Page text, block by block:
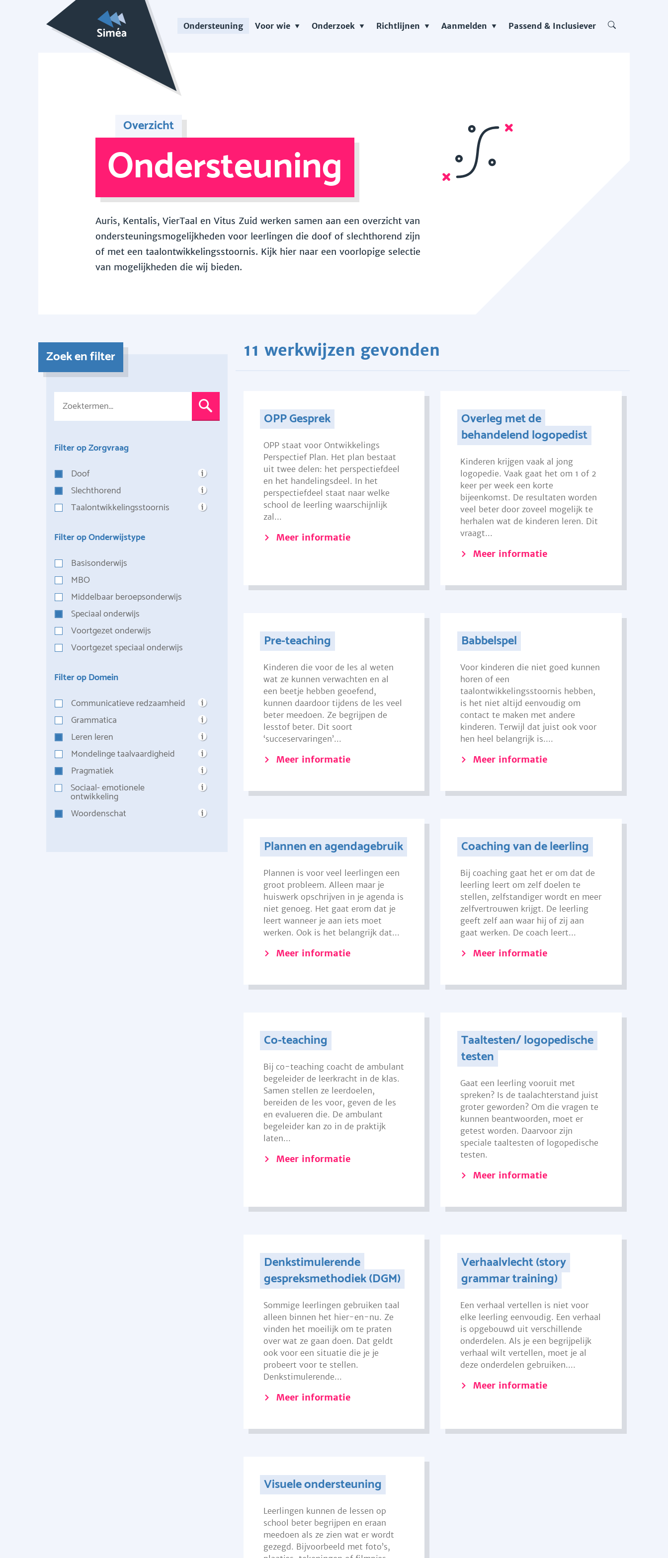
Ondersteuning Voor wie Onderzoek Richtlijnen Aanmelden Passend & Inclusiever
Overzicht
Ondersteuning
Auris, Kentalis, VierTaal en Vitus Zuid werken samen aan een overzicht van
ondersteuningsmogelijkheden voor leerlingen die doof of slechthorend zijn
of met een taalontwikkelingsstoornis. Kijk hier naar een voorlopige selectie
van mogelijkheden die wij bieden.
Zoek en filter
Filter op Zorgvraag
Doof
Slechthorend
Taalontwikkelingsstoornis
Filter op Onderwijstype
Basisonderwijs
MBO
Middelbaar beroepsonderwijs
Speciaal onderwijs
Voortgezet onderwijs
Voortgezet speciaal onderwijs
Filter op Domein
Communicatieve redzaamheid
Grammatica
Leren leren
Mondelinge taalvaardigheid
Pragmatiek
Sociaal- emotionele
ontwikkeling
Woordenschat
11 werkwijzen gevonden
OPP Gesprek
OPP staat voor Ontwikkelings
Perspectief Plan. Het plan bestaat
uit twee delen: het perspectiefdeel
en het handelingsdeel. In het
perspectiefdeel staat naar welke
school de leerling waarschijnlijk
zal...
Meer informatie
Overleg met de
behandelend logopedist
Kinderen krijgen vaak al jong
logopedie. Vaak gaat het om 1 of 2
keer per week een korte
bijeenkomst. De resultaten worden
veel beter door zoveel mogelijk te
herhalen wat de kinderen leren. Dit
vraagt...
Meer informatie
Pre-teaching
Kinderen die voor de les al weten
wat ze kunnen verwachten en al
een beetje hebben geoefend,
kunnen daardoor tijdens de les veel
beter meedoen. Ze begrijpen de
lesstof beter. Dit soort
‘succeservaringen’...
Meer informatie
Babbelspel
Voor kinderen die niet goed kunnen
horen of een
taalontwikkelingsstoornis hebben,
is het niet altijd eenvoudig om
contact te maken met andere
kinderen. Terwijl dat juist ook voor
hen heel belangrijk is....
Meer informatie
Plannen en agendagebruik
Plannen is voor veel leerlingen een
groot probleem. Alleen maar je
huiswerk opschrijven in je agenda is
niet genoeg. Het gaat erom dat je
leert wanneer je aan iets moet
werken. Ook is het belangrijk dat...
Meer informatie
Coaching van de leerling
Bij coaching gaat het er om dat de
leerling leert om zelf doelen te
stellen, zelfstandiger wordt en meer
zelfvertrouwen krijgt. De leerling
geeft zelf aan waar hij of zij aan
gaat werken. De coach leert...
Meer informatie
Co-teaching
Bij co-teaching coacht de ambulant
begeleider de leerkracht in de klas.
Samen stellen ze leerdoelen,
bereiden de les voor, geven de les
en evalueren die. De ambulant
begeleider kan zo in de praktijk
laten...
Meer informatie
Taaltesten/ logopedische
testen
Gaat een leerling vooruit met
spreken? Is de taalachterstand juist
groter geworden? Om die vragen te
kunnen beantwoorden, moet er
getest worden. Daarvoor zijn
speciale taaltesten of logopedische
testen.
Meer informatie
Denkstimulerende
gespreksmethodiek (DGM)
Sommige leerlingen gebruiken taal
alleen binnen het hier-en-nu. Ze
vinden het moeilijk om te praten
over wat ze gaan doen. Dat geldt
ook voor een situatie die je je
probeert voor te stellen.
Denkstimulerende...
Meer informatie
Verhaalvlecht (story
grammar training)
Een verhaal vertellen is niet voor
elke leerling eenvoudig. Een verhaal
is opgebouwd uit verschillende
onderdelen. Als je een begrijpelijk
verhaal wilt vertellen, moet je al
deze onderdelen gebruiken....
Meer informatie
Visuele ondersteuning
Leerlingen kunnen de lessen op
school beter begrijpen en eraan
meedoen als ze zien wat er wordt
gezegd. Bijvoorbeeld met foto’s,